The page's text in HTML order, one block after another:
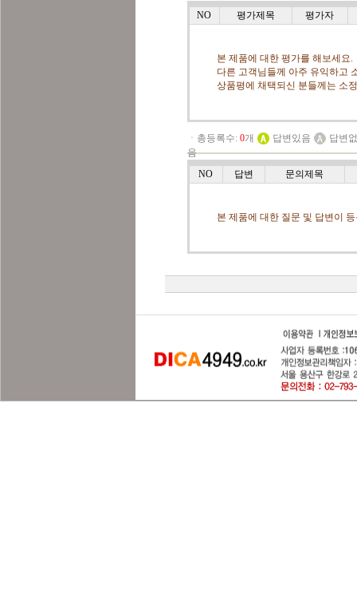
NO
평가제목 평가자
본 제품에 대한 평가를 해보세요.
다른 고객님들께 아주 유익하고
상품평에 채택되신 분들께는 소
ㆍ총등록수: 0개 답변있음
답변없
음
NO
답변 문의제목
본 제품에 대한 질문 및 답변이